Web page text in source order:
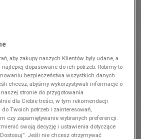
aby zakupy naszych Klientów były udane, a
najlepiej dopasowane do ich potrzeb. Robimy to
bezpieczeństwa wszystkich danych
chcesz, abyśmy wykorzystywali informacje o
stronie do przygotowania
dla Ciebie treści, w tym rekomendacji
Twoich potrzeb i zainteresowań,
czy zapamiętywanie wybranych preferencji.
swoją decyzję i ustawienia dotyczące
Jeśli nie chcesz otrzymywać